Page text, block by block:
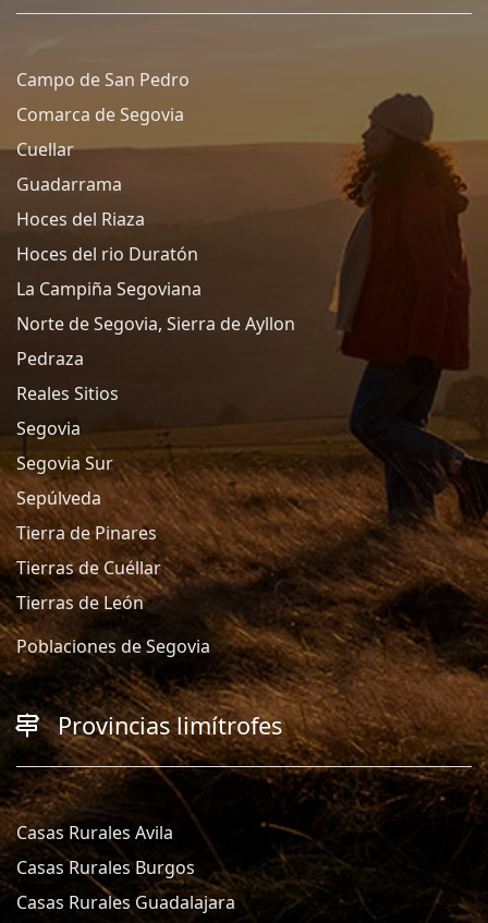
Campo de San Pedro
Comarca de Segovia
Cuellar
Guadarrama
Hoces del Riaza
Hoces del rio Duratón
La Campiña Segoviana
Norte de Segovia, Sierra de Ayllon
Pedraza
Reales Sitios
Segovia
Segovia Sur
Sepúlveda
Tierra de Pinares
Tierras de Cuéllar
Tierras de León
Poblaciones de Segovia
Provincias limítrofes
Casas Rurales Avila
Casas Rurales Burgos
Casas Rurales Guadalajara